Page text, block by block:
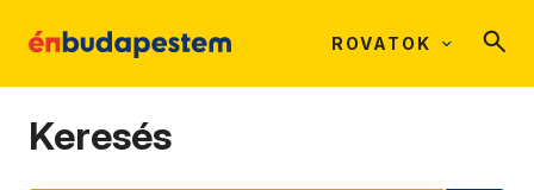
ROVATOK
Keresés